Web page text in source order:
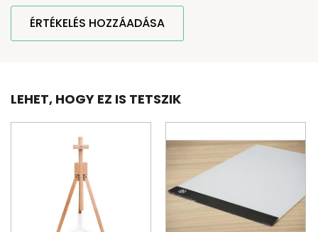
ÉRTÉKELÉS HOZZÁADÁSA
LEHET, HOGY EZ IS TETSZIK